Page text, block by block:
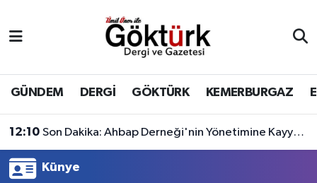
GÜNDEM DERGİ GÖKTÜRK KEMERBURGAZ
12:10 Son Dakika: Ahbap Derneği'nin Yönetimine Kayyum Atandı
Künye
BİLİM
DERGİ
DÜNYA
Eyüpsultan Hava Durumu
Eyüpsultan Trafik Yoğunluk Haritası
Süper Lig Puan Durumu ve Fikstür
Tüm Manşetler